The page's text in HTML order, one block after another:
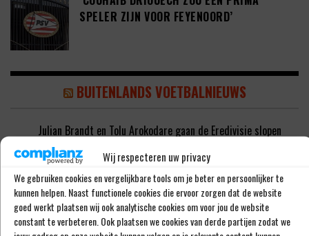
Wij respecteren uw privacy
We gebruiken cookies en vergelijkbare tools om je beter en persoonlijker te
kunnen helpen. Naast functionele cookies die ervoor zorgen dat de website
goed werkt plaatsen wij ook analytische cookies om voor jou de website
constant te verbeteren. Ook plaatsen we cookies van derde partijen zodat we
SPELER ZIJN VOOR FEYENOORD’
BUITENLANDS VOETBALNIEUWS
Julian Brandt en Tolu Arokodare gaan de Eredivisie slopen
DONE DEAL: Telstar versterkt zich met Harrie Kuster (20)
‘Kenny Tete zou een goede speler zijn voor Feyenoord’
‘Italiaanse topclub aast op de handtekening van Kenneth
Taylor’
‘AZ wil Peer Koopmeiners niet verkopen aan Club Brugge’